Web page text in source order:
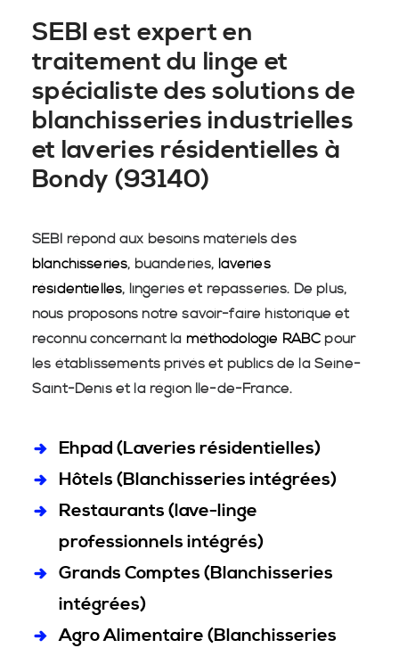
SEBI est expert en
traitement du linge et
spécialiste des solutions de
blanchisseries industrielles
et laveries résidentielles à
Bondy (93140)
SEBI répond aux besoins matériels des
blanchisseries, buanderies, laveries
résidentielles, lingeries et repasseries. De plus,
nous proposons notre savoir-faire historique et
reconnu concernant la méthodologie RABC pour
les établissements privés et publics de la Seine-
Saint-Denis et la région Île-de-France.
Ehpad (Laveries résidentielles)
Hôtels (Blanchisseries intégrées)
Restaurants (lave-linge
professionnels intégrés)
Grands Comptes (Blanchisseries
intégrées)
Agro Alimentaire (Blanchisseries